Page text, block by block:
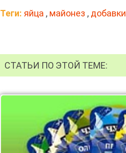
Теги: яйца , майонез , добавки
СТАТЬИ ПО ЭТОЙ ТЕМЕ: